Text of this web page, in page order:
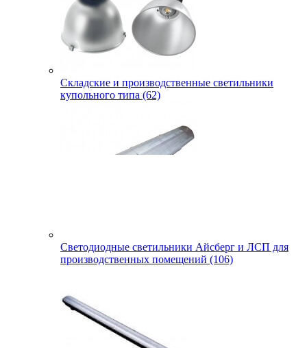
Складские и производственные светильники
купольного типа (62)
Светодиодные светильники Айсберг и ЛСП для
производственных помещений (106)